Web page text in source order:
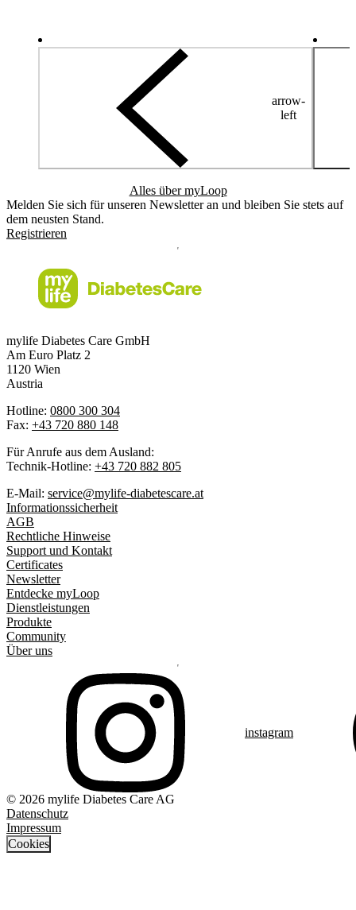
arrow-
left
Alles über myLoop
Melden Sie sich für unseren Newsletter an und bleiben Sie stets auf
dem neusten Stand.
Registrieren
mylife Diabetes Care GmbH
Am Euro Platz 2
1120 Wien
Austria
Hotline: 0800 300 304
Fax: +43 720 880 148
Für Anrufe aus dem Ausland:
Technik-Hotline: +43 720 882 805
E-Mail: service@mylife-diabetescare.at
Informationssicherheit
AGB
Rechtliche Hinweise
Support und Kontakt
Certificates
Newsletter
Entdecke myLoop
Dienstleistungen
Produkte
Community
Über uns
instagram
© 2026 mylife Diabetes Care AG
Datenschutz
Impressum
Cookies